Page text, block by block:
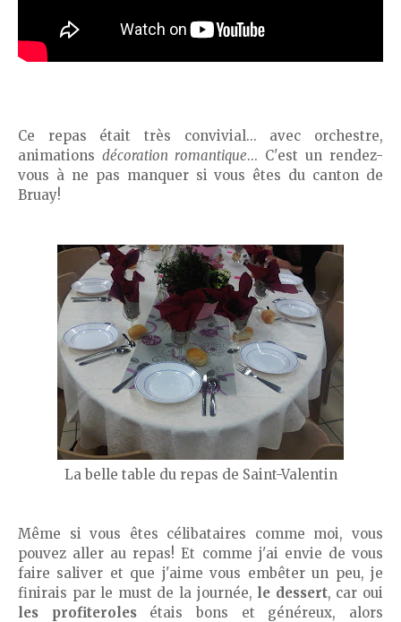
Ce repas était très convivial... avec orchestre,
animations décoration romantique... C'est un rendez-
vous à ne pas manquer si vous êtes du canton de
Bruay!
La belle table du repas de Saint-Valentin
Même si vous êtes célibataires comme moi, vous
pouvez aller au repas! Et comme j'ai envie de vous
faire saliver et que j'aime vous embêter un peu, je
finirais par le must de la journée, le dessert, car oui
les profiterolesétais bons et généreux, alors